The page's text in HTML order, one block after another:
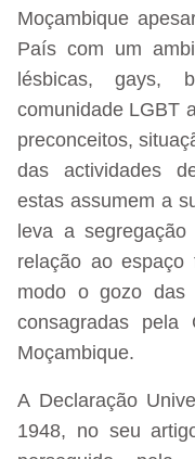
Moçambique
País com um
lésbicas, gays,
comunidade LGBT
preconceitos,
das actividades
estas assumem a
leva a
relação ao espaço
modo o gozo das
consagradas pela
Moçambique.
A Declaração
1948, no seu